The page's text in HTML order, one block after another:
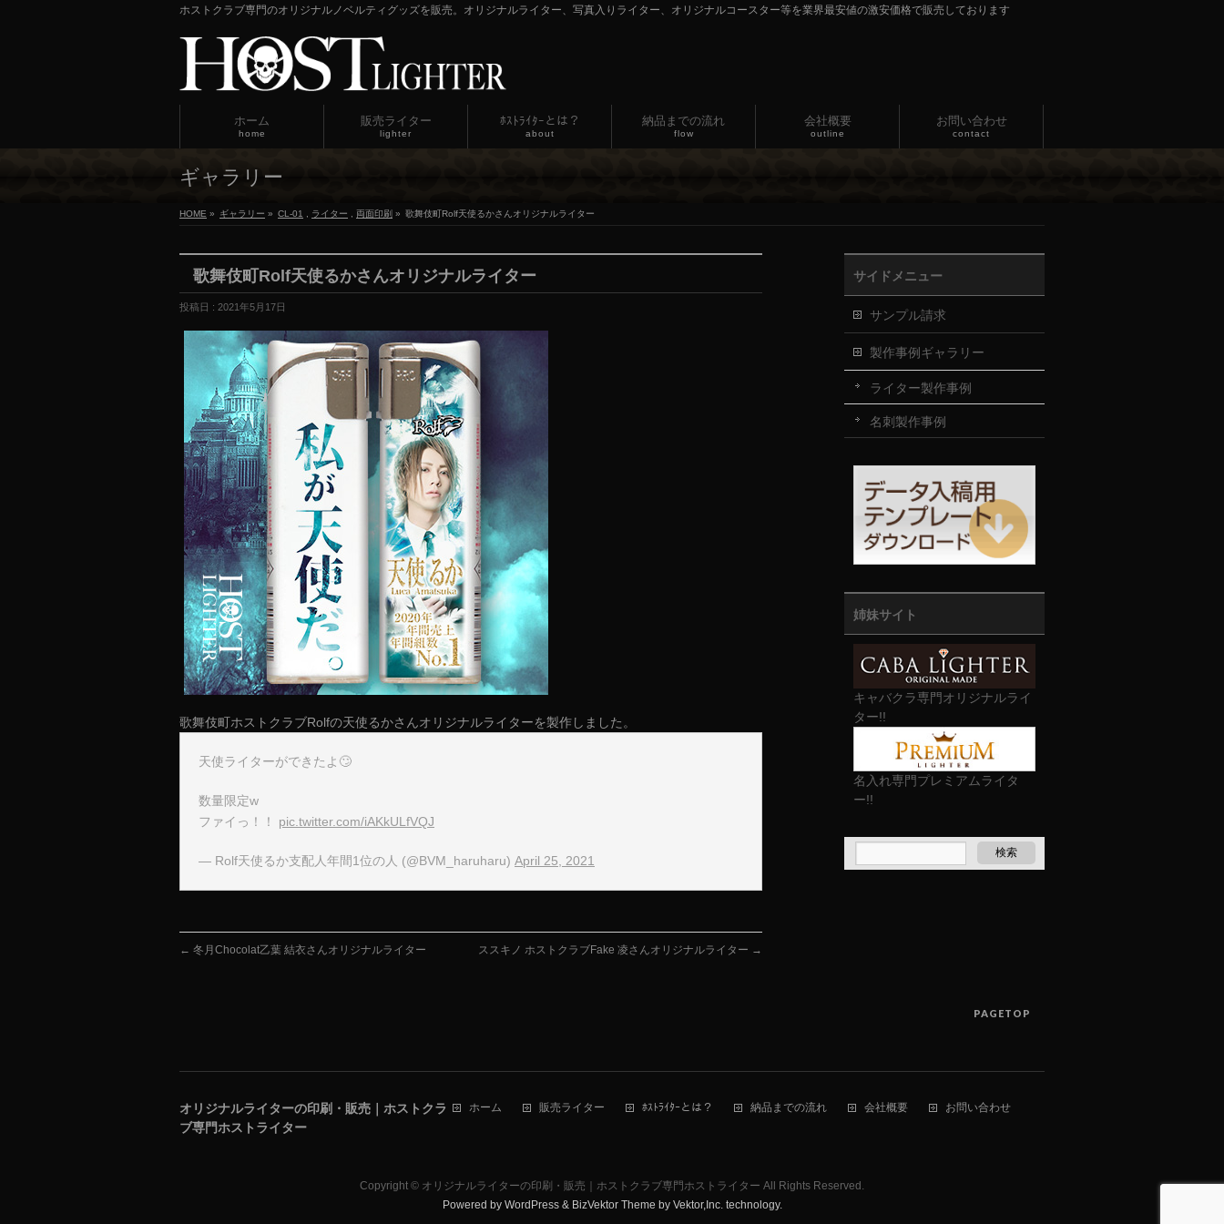
ホストクラブ専門のオリジナルノベルティグッズを販売。オリジナルライター、写真入りライター、オリジナルコースター等を業界最安値の激安価格で販売しております
ホーム
home
販売ライター
lighter
ﾎｽﾄﾗｲﾀｰとは？
about
納品までの流れ
flow
会社概要
outline
お問い合わせ
contact
ギャラリー
HOME » ギャラリー » CL-01 ライター 両面印刷 » 歌舞伎町Rolf天使るかさんオリジナルライター
歌舞伎町Rolf天使るかさんオリジナルライター
投稿日 : 2021年5月17日
歌舞伎町ホストクラブRolfの天使るかさんオリジナルライターを製作しました。
天使ライターができたよ🙄
数量限定w
ファイっ！！ pic.twitter.com/iAKkULfVQJ
— Rolf天使るか支配人年間1位の人 (@BVM_haruharu) April 25, 2021
← 冬月Chocolat乙葉 結衣さんオリジナルライター ススキノ ホストクラブFake 凌さんオリジナルライター →
サイドメニュー
サンプル請求
製作事例ギャラリー
ライター製作事例
名刺製作事例
姉妹サイト
キャバクラ専門オリジナルライ
ター!!
名入れ専門プレミアムライタ
ー!!
PAGETOP
オリジナルライターの印刷・販売｜ホストクラ
ブ専門ホストライター
ホーム 販売ライター ﾎｽﾄﾗｲﾀｰとは？ 納品までの流れ 会社概要 お問い合わせ
Copyright © オリジナルライターの印刷・販売｜ホストクラブ専門ホストライター All Rights Reserved.
Powered by WordPress& BizVektor Theme by Vektor,Inc.technology.